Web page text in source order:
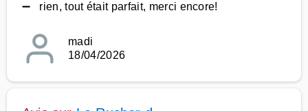
➖ rien, tout était parfait, merci encore!
madi
18/04/2026